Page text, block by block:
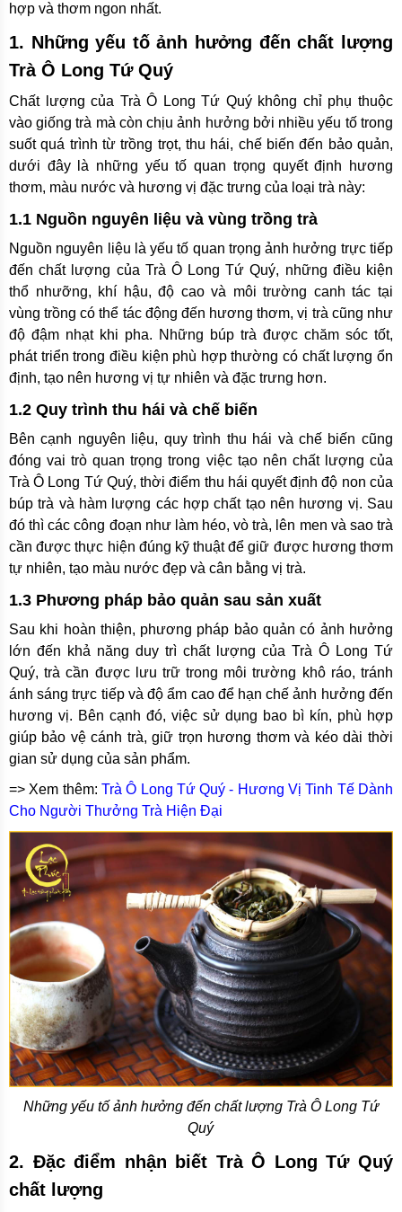
hợp và thơm ngon nhất.
1. Những yếu tố ảnh hưởng đến chất lượng
Trà Ô Long Tứ Quý
Chất lượng của Trà Ô Long Tứ Quý không chỉ phụ thuộc
vào giống trà mà còn chịu ảnh hưởng bởi nhiều yếu tố trong
suốt quá trình từ trồng trọt, thu hái, chế biến đến bảo quản,
dưới đây là những yếu tố quan trọng quyết định hương
thơm, màu nước và hương vị đặc trưng của loại trà này:
1.1 Nguồn nguyên liệu và vùng trồng trà
Nguồn nguyên liệu là yếu tố quan trọng ảnh hưởng trực tiếp
đến chất lượng của Trà Ô Long Tứ Quý, những điều kiện
thổ nhưỡng, khí hậu, độ cao và môi trường canh tác tại
vùng trồng có thể tác động đến hương thơm, vị trà cũng như
độ đậm nhạt khi pha. Những búp trà được chăm sóc tốt,
phát triển trong điều kiện phù hợp thường có chất lượng ổn
định, tạo nên hương vị tự nhiên và đặc trưng hơn.
1.2 Quy trình thu hái và chế biến
Bên cạnh nguyên liệu, quy trình thu hái và chế biến cũng
đóng vai trò quan trọng trong việc tạo nên chất lượng của
Trà Ô Long Tứ Quý, thời điểm thu hái quyết định độ non của
búp trà và hàm lượng các hợp chất tạo nên hương vị. Sau
đó thì các công đoạn như làm héo, vò trà, lên men và sao trà
cần được thực hiện đúng kỹ thuật để giữ được hương thơm
tự nhiên, tạo màu nước đẹp và cân bằng vị trà.
1.3 Phương pháp bảo quản sau sản xuất
Sau khi hoàn thiện, phương pháp bảo quản có ảnh hưởng
lớn đến khả năng duy trì chất lượng của Trà Ô Long Tứ
Quý, trà cần được lưu trữ trong môi trường khô ráo, tránh
ánh sáng trực tiếp và độ ẩm cao để hạn chế ảnh hưởng đến
hương vị. Bên cạnh đó, việc sử dụng bao bì kín, phù hợp
giúp bảo vệ cánh trà, giữ trọn hương thơm và kéo dài thời
gian sử dụng của sản phẩm.
=> Xem thêm: Trà Ô Long Tứ Quý - Hương Vị Tinh Tế Dành
Cho Người Thưởng Trà Hiện Đại
Những yếu tố ảnh hưởng đến chất lượng Trà Ô Long Tứ
Quý
2. Đặc điểm nhận biết Trà Ô Long Tứ Quý
chất lượng